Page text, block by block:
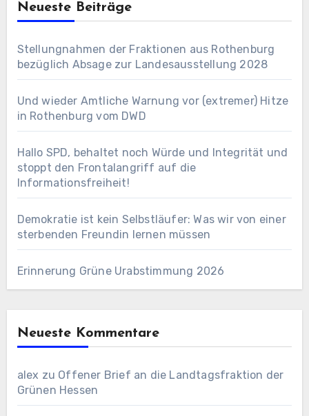
Neueste Beiträge
Stellungnahmen der Fraktionen aus Rothenburg
bezüglich Absage zur Landesausstellung 2028
Und wieder Amtliche Warnung vor (extremer) Hitze
in Rothenburg vom DWD
Hallo SPD, behaltet noch Würde und Integrität und
stoppt den Frontalangriff auf die
Informationsfreiheit!
Demokratie ist kein Selbstläufer: Was wir von einer
sterbenden Freundin lernen müssen
Erinnerung Grüne Urabstimmung 2026
Neueste Kommentare
alex zu Offener Brief an die Landtagsfraktion der
Grünen Hessen